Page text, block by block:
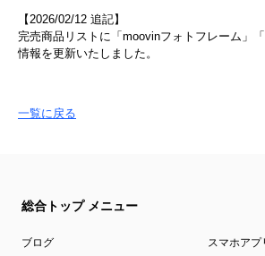
【2026/02/12 追記】
完売商品リストに「moovinフォトフレーム」
情報を更新いたしました。
一覧に戻る
総合トップ メニュー
ブログ スマホアプ